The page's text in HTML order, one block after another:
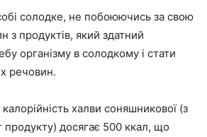
солодке, не побоюючись за свою
з продуктів, який здатний
організму в солодкому і стати
речовин.
халви соняшникової (з
продукту) досягає 500 ккал, що